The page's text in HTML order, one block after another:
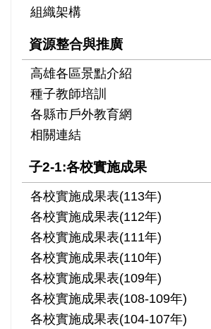
組織架構
資源整合與推廣
高雄各區景點介紹
種子教師培訓
各縣市戶外教育網
相關連結
子2-1:各校實施成果
各校實施成果表(113年)
各校實施成果表(112年)
各校實施成果表(111年)
各校實施成果表(110年)
各校實施成果表(109年)
各校實施成果表(108-109年)
各校實施成果表(104-107年)